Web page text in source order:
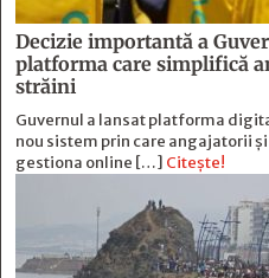
Decizie importantă a
platforma care simplifică
străini
Guvernul a lansat platforma
nou sistem prin care angajatorii
gestiona online […] Citește!